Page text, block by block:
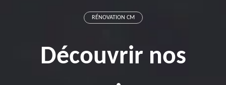
RÉNOVATION CM
Découvrir nos